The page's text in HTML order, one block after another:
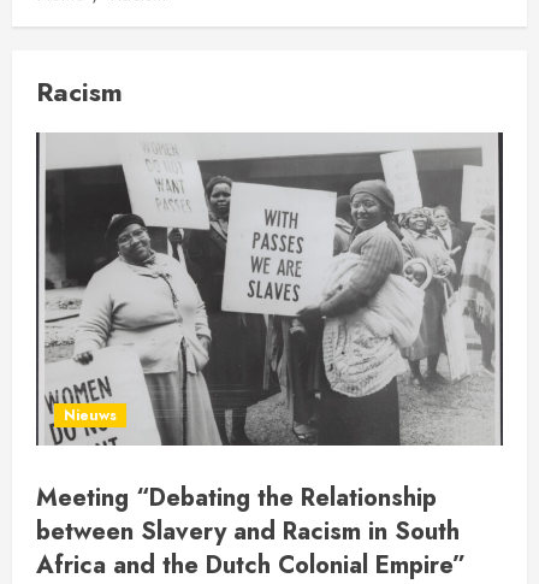
Racism
Nieuws
Meeting “Debating the Relationship
between Slavery and Racism in South
Africa and the Dutch Colonial Empire”